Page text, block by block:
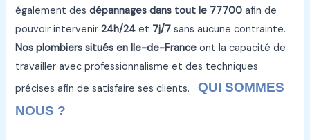
également desdépannages dans tout le 77700 afin de
pouvoir intervenir24h/24 et 7j/7 sans aucune contrainte.
Nos plombiers situés en Ile-de-Franceont la capacité de
travailler avec professionnalisme et des techniques
précises afin de satisfaire ses clients.QUI SOMMES
NOUS ?